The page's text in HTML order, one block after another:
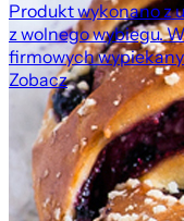
Produkt wykonano z
z wolnego wybiegu.
firmowych
Zobacz